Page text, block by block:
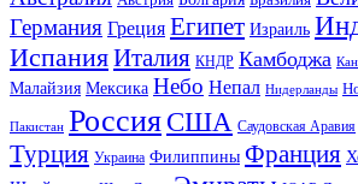
Германия Греция Египет Израиль
ИспанияИталия КНДР Камбоджа
Малайзия Мексика Небо Непал Нидерланды
Пакистан РоссияСША Саудовская Аравия
Турция Украина Филиппины Франция